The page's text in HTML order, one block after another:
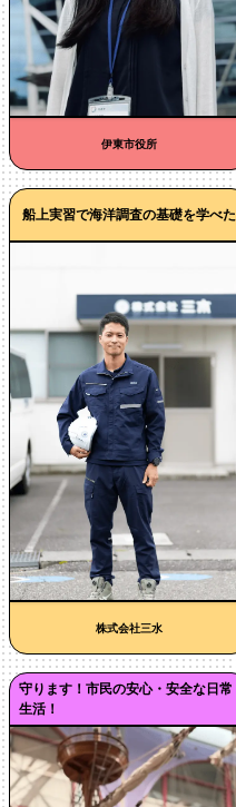
伊東市役所
船上実習で海洋調査の基礎を学べた
株式会社三水
守ります！市民の安心・安全な日常
生活！